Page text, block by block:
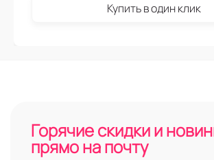
Купить в один клик
Горячие скидки и
прямо на почту